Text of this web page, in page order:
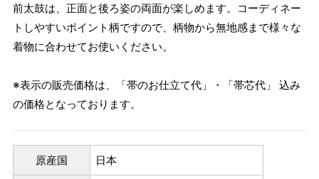
前太鼓は、正面と後ろ姿の両面が楽しめます。コーディネー
トしやすいポイント柄ですので、柄物から無地感まで様々な
着物に合わせてお使いください。
※表示の販売価格は、「帯のお仕立て代」・「帯芯代」 込み
の価格となっております。
原産国 日本